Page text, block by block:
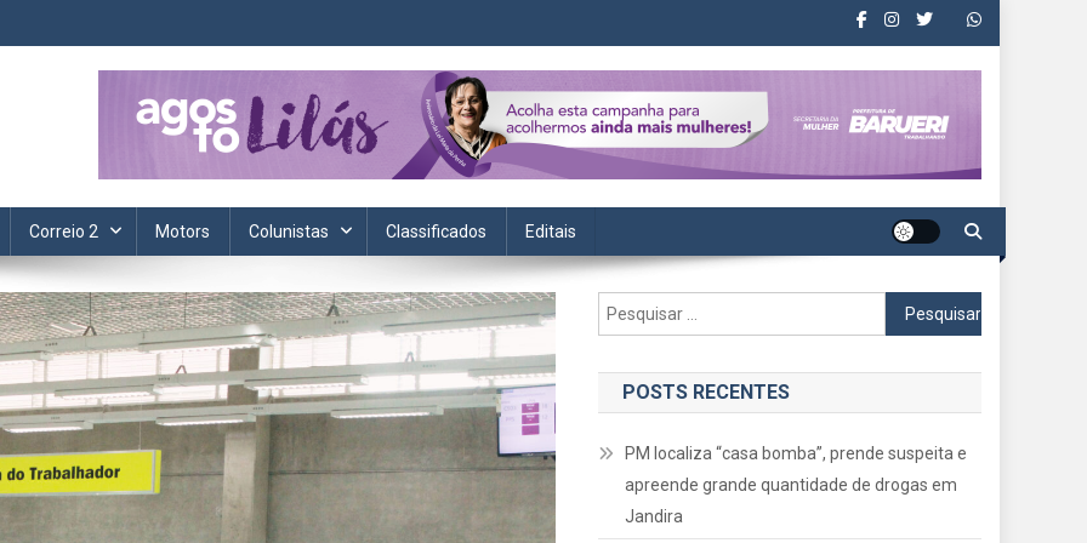
Informação, política, saúde, economia, esportes e cotidiano.
Correio 2 Motors Colunistas Classificados Editais
Pesquisar
por:
POSTS RECENTES
PM localiza “casa bomba”, prende suspeita e
apreende grande quantidade de drogas em
Jandira